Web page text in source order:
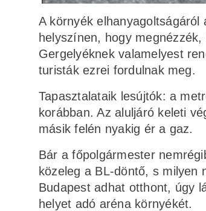
A környék
helyszínen, hogy
Gergelyéknek valamelyest
turisták ezrei fordulnak meg.
Tapasztalataik lesújtók: a
korábban. Az aluljáró keleti
másik felén nyakig ér a gaz.
Bár a főpolgármester
közeleg a BL-döntő, s milyen
Budapest adhat otthont, úgy
helyet adó aréna környékét.